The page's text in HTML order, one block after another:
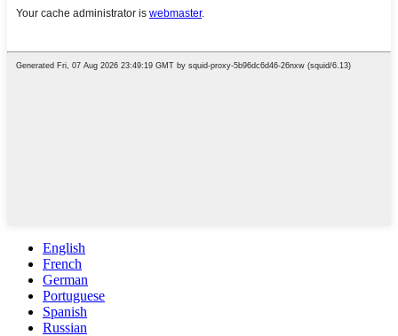
English
French
German
Portuguese
Spanish
Russian